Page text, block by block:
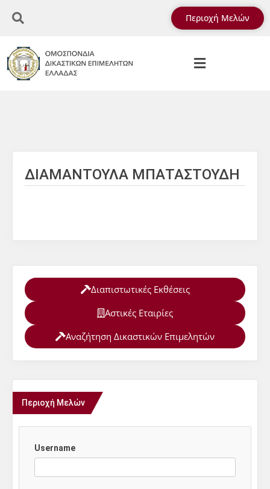
Περιοχή Μελών
ΔΙΑΜΑΝΤΟΥΛΑ ΜΠΑΤΑΣΤΟΥΔΗ
Διαπιστωτικές Εκθέσεις
Αστικές Εταιρίες
Αναζήτηση Δικαστικών Επιμελητών
Περιοχή Μελών
Username